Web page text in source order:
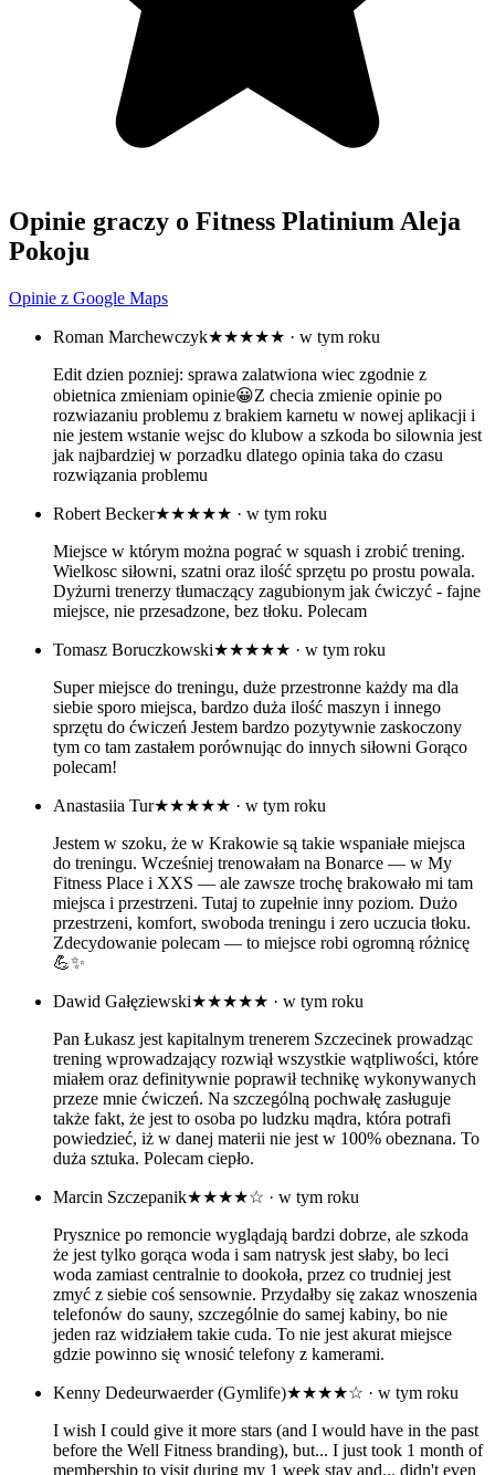
Opinie graczy o Fitness Platinium Aleja
Pokoju
Opinie z Google Maps
Roman Marchewczyk★★★★★ · w tym roku
Edit dzien pozniej: sprawa zalatwiona wiec zgodnie z
obietnica zmieniam opinie😀Z checia zmienie opinie po
rozwiazaniu problemu z brakiem karnetu w nowej aplikacji i
nie jestem wstanie wejsc do klubow a szkoda bo silownia jest
jak najbardziej w porzadku dlatego opinia taka do czasu
rozwiązania problemu
Robert Becker★★★★★ · w tym roku
Miejsce w którym można pograć w squash i zrobić trening.
Wielkosc siłowni, szatni oraz ilość sprzętu po prostu powala.
Dyżurni trenerzy tłumaczący zagubionym jak ćwiczyć - fajne
miejsce, nie przesadzone, bez tłoku. Polecam
Tomasz Boruczkowski★★★★★ · w tym roku
Super miejsce do treningu, duże przestronne każdy ma dla
siebie sporo miejsca, bardzo duża ilość maszyn i innego
sprzętu do ćwiczeń Jestem bardzo pozytywnie zaskoczony
tym co tam zastałem porównując do innych siłowni Gorąco
polecam!
Anastasiia Tur★★★★★ · w tym roku
Jestem w szoku, że w Krakowie są takie wspaniałe miejsca
do treningu. Wcześniej trenowałam na Bonarce — w My
Fitness Place i XXS — ale zawsze trochę brakowało mi tam
miejsca i przestrzeni. Tutaj to zupełnie inny poziom. Dużo
przestrzeni, komfort, swoboda treningu i zero uczucia tłoku.
Zdecydowanie polecam — to miejsce robi ogromną różnicę
💪✨
Dawid Gałęziewski★★★★★ · w tym roku
Pan Łukasz jest kapitalnym trenerem Szczecinek prowadząc
trening wprowadzający rozwiął wszystkie wątpliwości, które
miałem oraz definitywnie poprawił technikę wykonywanych
przeze mnie ćwiczeń. Na szczególną pochwałę zasługuje
także fakt, że jest to osoba po ludzku mądra, która potrafi
powiedzieć, iż w danej materii nie jest w 100% obeznana. To
duża sztuka. Polecam ciepło.
Marcin Szczepanik★★★★☆ · w tym roku
Prysznice po remoncie wyglądają bardzi dobrze, ale szkoda
że jest tylko gorąca woda i sam natrysk jest słaby, bo leci
woda zamiast centralnie to dookoła, przez co trudniej jest
zmyć z siebie coś sensownie. Przydałby się zakaz wnoszenia
telefonów do sauny, szczególnie do samej kabiny, bo nie
jeden raz widziałem takie cuda. To nie jest akurat miejsce
gdzie powinno się wnosić telefony z kamerami.
Kenny Dedeurwaerder (Gymlife)★★★★☆ · w tym roku
I wish I could give it more stars (and I would have in the past
before the Well Fitness branding), but... I just took 1 month of
membership to visit during my 1 week stay and... didn't even